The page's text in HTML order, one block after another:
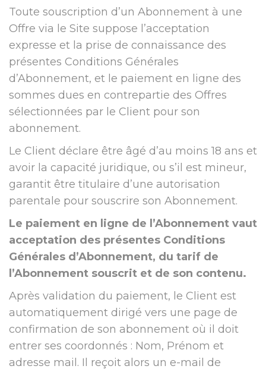
Toute souscription d’un Abonnement à une
Offre via le Site suppose l’acceptation
expresse et la prise de connaissance des
présentes Conditions Générales
d’Abonnement, et le paiement en ligne des
sommes dues en contrepartie des Offres
sélectionnées par le Client pour son
abonnement.
Le Client déclare être âgé d’au moins 18 ans et
avoir la capacité juridique, ou s’il est mineur,
garantit être titulaire d’une autorisation
parentale pour souscrire son Abonnement.
Le paiement en ligne de l’Abonnement vaut
acceptation des présentes Conditions
Générales d’Abonnement, du tarif de
l’Abonnement souscrit et de son contenu.
Après validation du paiement, le Client est
automatiquement dirigé vers une page de
confirmation de son abonnement où il doit
entrer ses coordonnés : Nom, Prénom et
adresse mail. Il reçoit alors un e-mail de